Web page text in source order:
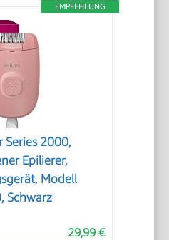
EMPFEHLUNG
Series 2000,
Epilierer,
Modell
Schwarz
29,99 €